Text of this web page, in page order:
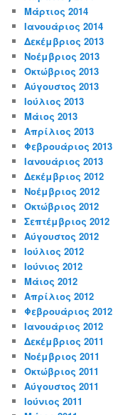
Μάρτιος 2014
Ιανουάριος 2014
Δεκέμβριος 2013
Νοέμβριος 2013
Οκτώβριος 2013
Αύγουστος 2013
Ιούλιος 2013
Μάιος 2013
Απρίλιος 2013
Φεβρουάριος 2013
Ιανουάριος 2013
Δεκέμβριος 2012
Νοέμβριος 2012
Οκτώβριος 2012
Σεπτέμβριος 2012
Αύγουστος 2012
Ιούλιος 2012
Ιούνιος 2012
Μάιος 2012
Απρίλιος 2012
Φεβρουάριος 2012
Ιανουάριος 2012
Δεκέμβριος 2011
Νοέμβριος 2011
Οκτώβριος 2011
Αύγουστος 2011
Ιούνιος 2011